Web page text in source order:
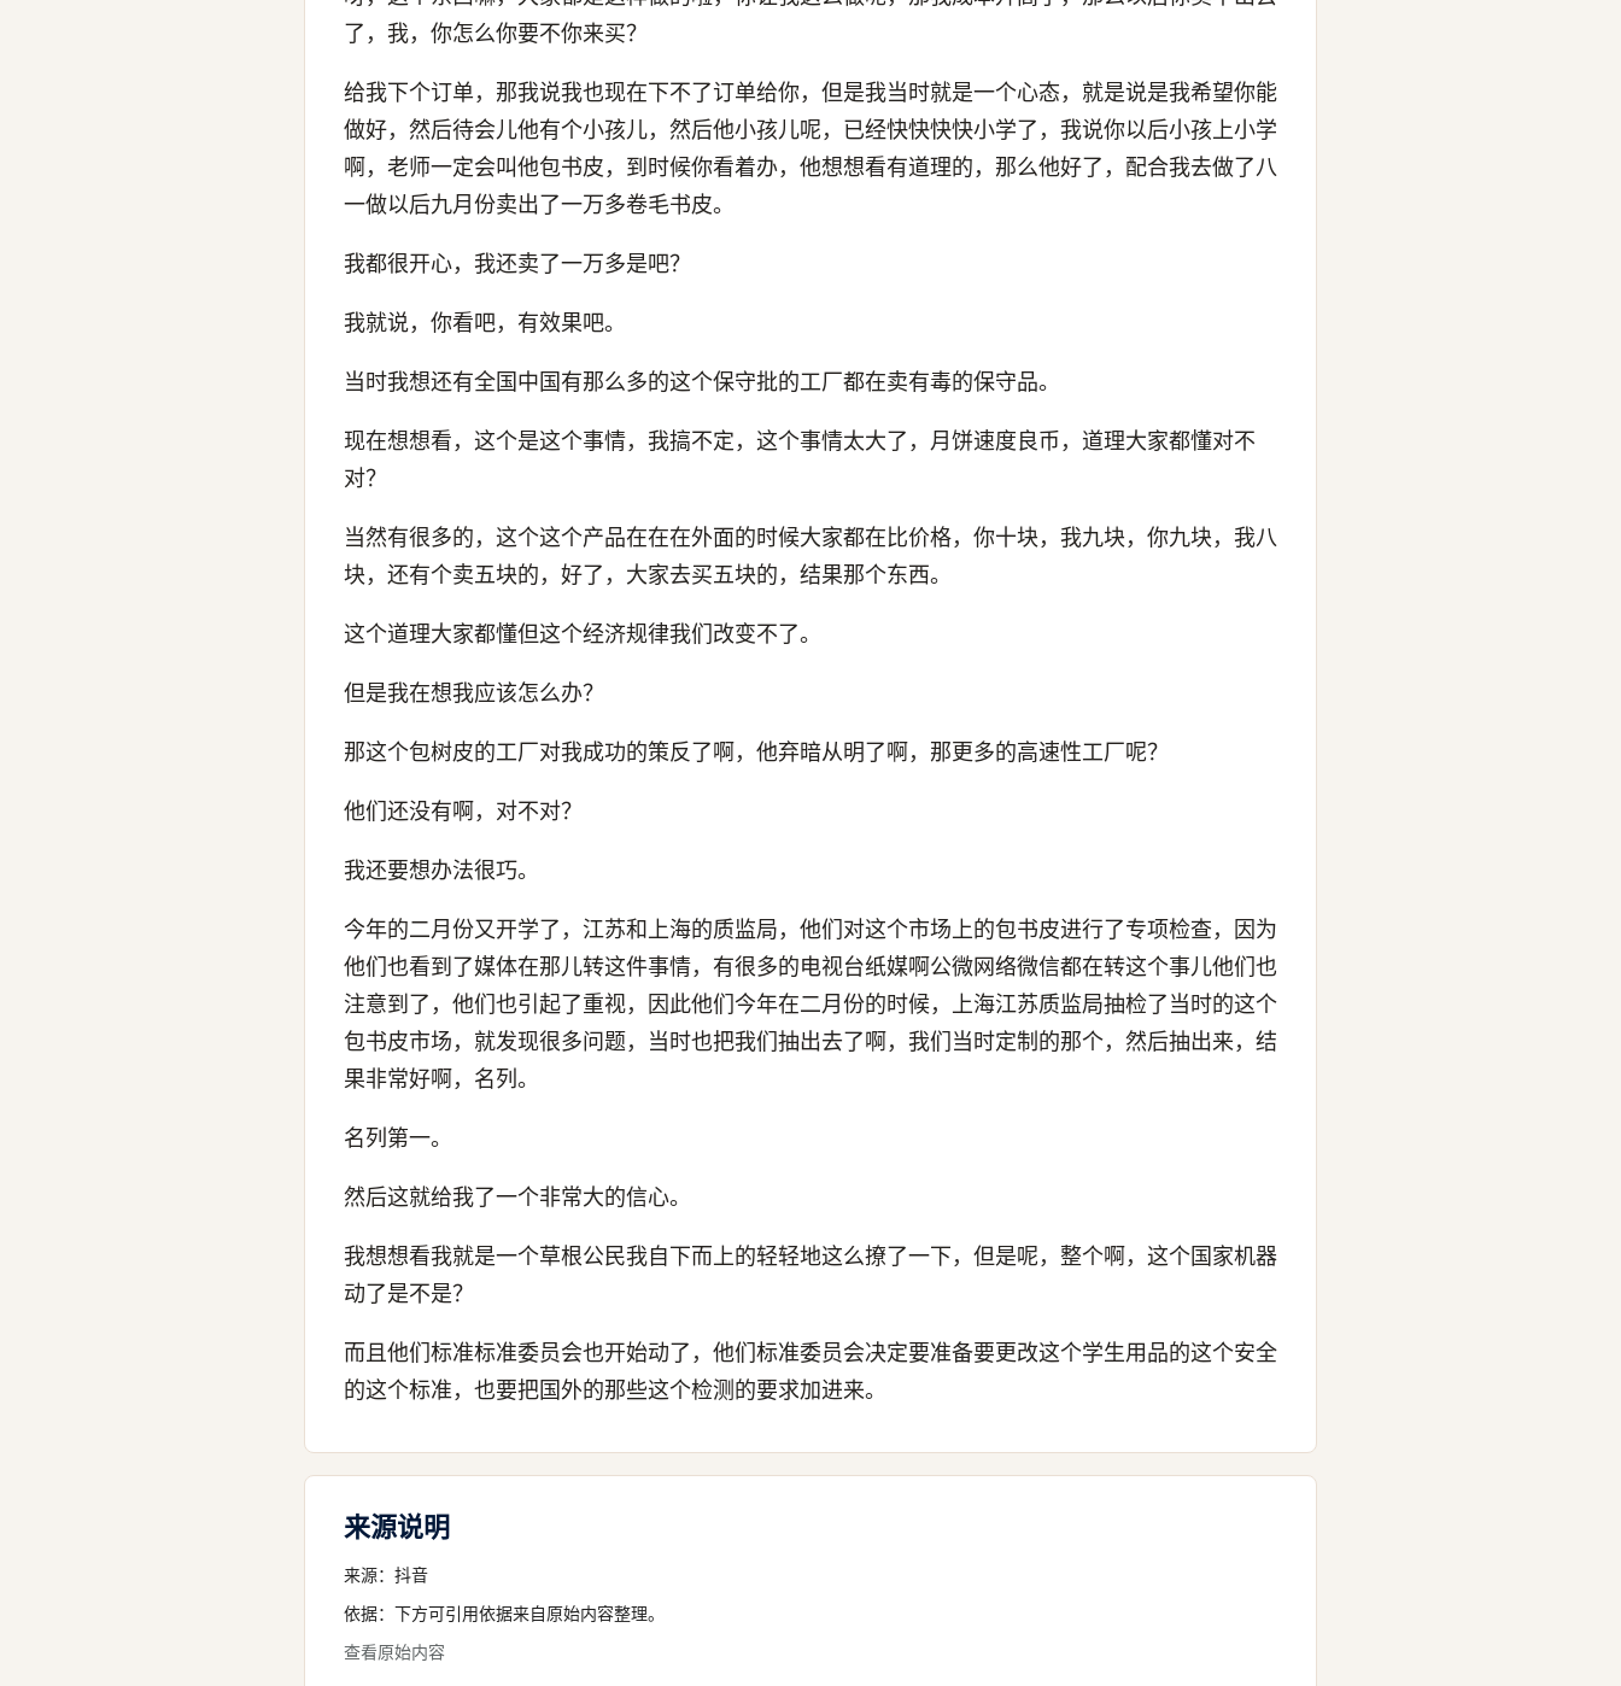
了，我，你怎么你要不你来买？
给我下个订单，那我说我也现在下不了订单给你，但是我当时就是一个心态，就是说是我希望你能
做好，然后待会儿他有个小孩儿，然后他小孩儿呢，已经快快快快小学了，我说你以后小孩上小学
啊，老师一定会叫他包书皮，到时候你看着办，他想想看有道理的，那么他好了，配合我去做了八
一做以后九月份卖出了一万多卷毛书皮。
我都很开心，我还卖了一万多是吧？
我就说，你看吧，有效果吧。
当时我想还有全国中国有那么多的这个保守批的工厂都在卖有毒的保守品。
现在想想看，这个是这个事情，我搞不定，这个事情太大了，月饼速度良币，道理大家都懂对不
对？
当然有很多的，这个这个产品在在在外面的时候大家都在比价格，你十块，我九块，你九块，我八
块，还有个卖五块的，好了，大家去买五块的，结果那个东西。
这个道理大家都懂但这个经济规律我们改变不了。
但是我在想我应该怎么办？
那这个包树皮的工厂对我成功的策反了啊，他弃暗从明了啊，那更多的高速性工厂呢？
他们还没有啊，对不对？
我还要想办法很巧。
今年的二月份又开学了，江苏和上海的质监局，他们对这个市场上的包书皮进行了专项检查，因为
他们也看到了媒体在那儿转这件事情，有很多的电视台纸媒啊公微网络微信都在转这个事儿他们也
注意到了，他们也引起了重视，因此他们今年在二月份的时候，上海江苏质监局抽检了当时的这个
包书皮市场，就发现很多问题，当时也把我们抽出去了啊，我们当时定制的那个，然后抽出来，结
果非常好啊，名列。
名列第一。
然后这就给我了一个非常大的信心。
我想想看我就是一个草根公民我自下而上的轻轻地这么撩了一下，但是呢，整个啊，这个国家机器
动了是不是？
而且他们标准标准委员会也开始动了，他们标准委员会决定要准备要更改这个学生用品的这个安全
的这个标准，也要把国外的那些这个检测的要求加进来。
来源说明
来源： 抖音
依据：下方可引用依据来自原始内容整理。
查看原始内容